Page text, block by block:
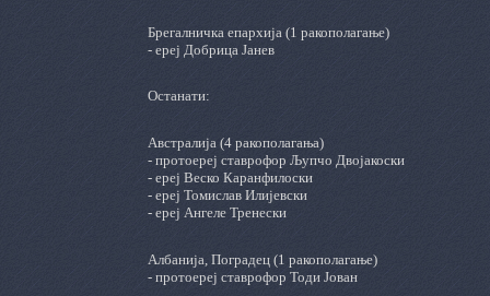
Брегалничка епархија (1 ракополагање)
- ереј Добрица Јанев
Останати:
Австралија (4 ракополагања)
- протоереј ставрофор Љупчо Двојакоски
- ереј Веско Каранфилоски
- ереј Томислав Илијевски
- ереј Ангеле Тренески
Албанија, Поградец (1 ракополагање)
- протоереј ставрофор Тоди Јован